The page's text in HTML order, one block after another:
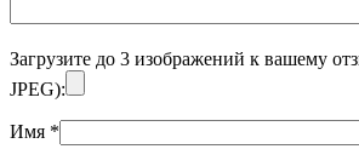
Загрузите до 3 изображений к вашему
JPEG):
Имя *